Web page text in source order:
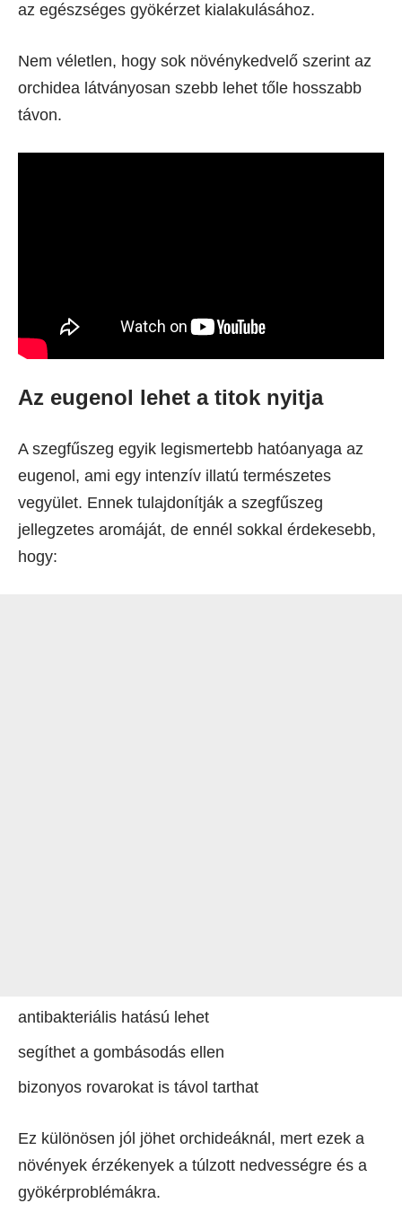
az egészséges gyökérzet kialakulásához.
Nem véletlen, hogy sok növénykedvelő szerint az
orchidea látványosan szebb lehet tőle hosszabb
távon.
Az eugenol lehet a titok nyitja
A szegfűszeg egyik legismertebb hatóanyaga az
eugenol, ami egy intenzív illatú természetes
vegyület. Ennek tulajdonítják a szegfűszeg
jellegzetes aromáját, de ennél sokkal érdekesebb,
hogy:
antibakteriális hatású lehet
segíthet a gombásodás ellen
bizonyos rovarokat is távol tarthat
Ez különösen jól jöhet orchideáknál, mert ezek a
növények érzékenyek a túlzott nedvességre és a
gyökérproblémákra.